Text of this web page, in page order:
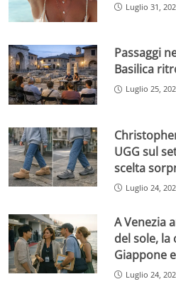
Luglio 31,
Passaggi
Basilica
Luglio 25,
UGG sul
scelta
Luglio 24,
A Venezia
del sole,
Giappone
Luglio 24,